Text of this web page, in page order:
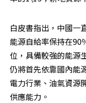
白皮書指出，中國一
能源自給率保持在90
位，具備較強的能源
仍將首先依靠國內能
電力行業、油氣資源
供應能力。